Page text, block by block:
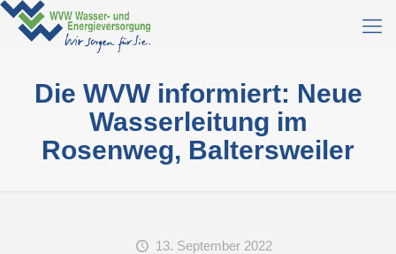
Die WVW informiert: Neue
Wasserleitung im
Rosenweg, Baltersweiler
13. September 2022